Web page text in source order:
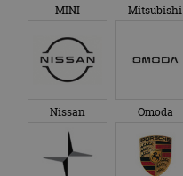
MINI Mitsubishi
Nissan Omoda